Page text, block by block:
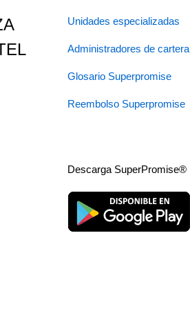
Unidades especializadas
Administradores de cartera
Glosario Superpromise
Reembolso Superpromise
Descarga SuperPromise®